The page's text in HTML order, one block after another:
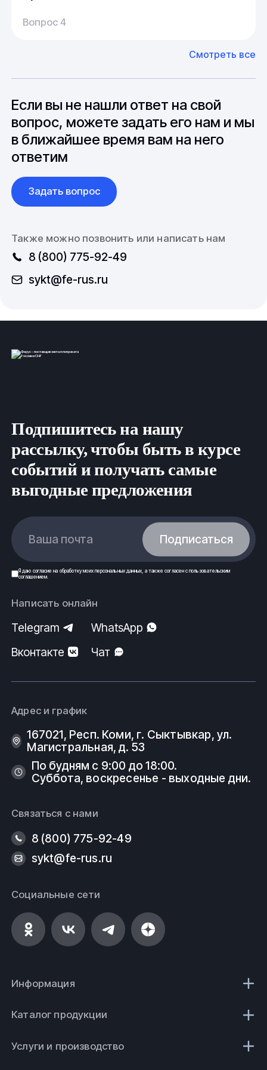
20-25 дней, но в зависимости от различных
может быть сокращен до 1 недели.
до 6 месяцев производства.
У нас большой опыт поставок из Европы и
Азии. Через наших партнеров мы сможем
вопросы связанные с документацией и
международной логистикой.
Вопрос 4
Смотреть все
Если вы не нашли ответ на свой
вопрос, можете задать его нам и мы
в ближайшее время вам на него
ответим
Задать вопрос
Также можно позвонить или написать нам
8 (800) 775-92-49
sykt@fe-rus.ru
Подпишитесь на нашу
рассылку, чтобы быть в курсе
событий и получать самые
выгодные предложения
Ваша почта Подписаться
Я даю согласие на обработку моих персональных данных , а также согласен спользовательским
соглашением.
Написать онлайн
Telegram
WhatsApp
Вконтакте
Чат
Адрес и график
167021, Респ. Коми, г. Сыктывкар, ул.
Магистральная, д. 53
По будням с 9:00 до 18:00.
Суббота, воскресенье - выходные дни.
Связаться с нами
8 (800) 775-92-49
sykt@fe-rus.ru
Социальные сети
Информация
Каталог продукции
Услуги и производство